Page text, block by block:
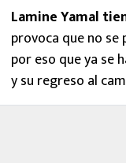
Lamine Yamal
provoca que no se
por eso que ya se
y su regreso al